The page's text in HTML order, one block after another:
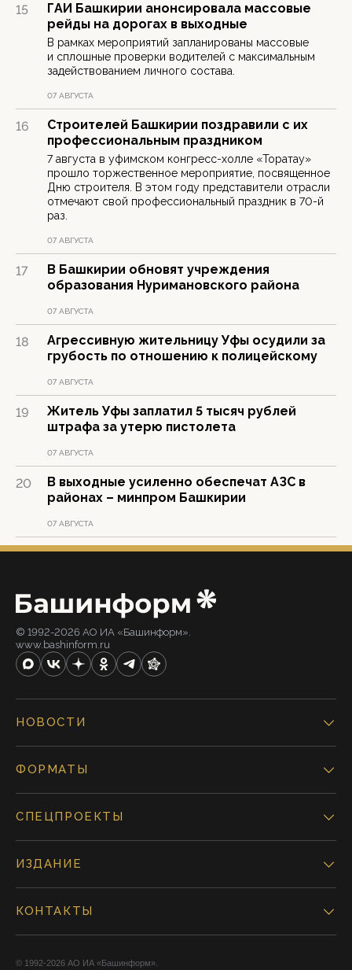
15
ГАИ Башкирии анонсировала массовые
рейды на дорогах в выходные
В рамках мероприятий запланированы массовые
и сплошные проверки водителей с максимальным
задействованием личного состава.
07 АВГУСТА
16
Строителей Башкирии поздравили с их
профессиональным праздником
7 августа в уфимском конгресс-холле «Торатау»
прошло торжественное мероприятие, посвященное
Дню строителя. В этом году представители отрасли
отмечают свой профессиональный праздник в 70-й
раз.
07 АВГУСТА
17
В Башкирии обновят учреждения
образования Нуримановского района
07 АВГУСТА
18
Агрессивную жительницу Уфы осудили за
грубость по отношению к полицейскому
07 АВГУСТА
19
Житель Уфы заплатил 5 тысяч рублей
штрафа за утерю пистолета
07 АВГУСТА
20
В выходные усиленно обеспечат АЗС в
районах – минпром Башкирии
07 АВГУСТА
© 1992-2026 АО ИА «Башинформ».
www.bashinform.ru
НОВОСТИ
ФОРМАТЫ
СПЕЦПРОЕКТЫ
ИЗДАНИЕ
КОНТАКТЫ
© 1992-2026 АО ИА «Башинформ».